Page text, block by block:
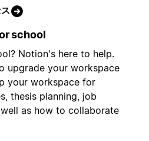
school
Notion's here to help.
upgrade your workspace
your workspace for
thesis planning, job
as how to collaborate